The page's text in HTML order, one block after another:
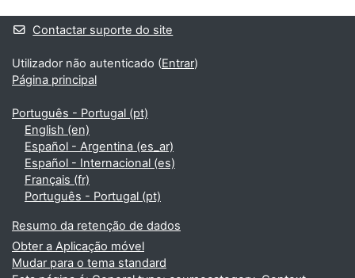
Blocos adicionais
Contactar suporte do site
Utilizador não autenticado (Entrar)
Página principal
Português - Portugal ‎(pt)‎
English ‎(en)‎
Español - Argentina ‎(es_ar)‎
Español - Internacional ‎(es)‎
Français ‎(fr)‎
Português - Portugal ‎(pt)‎
Resumo da retenção de dados
Obter a Aplicação móvel
Mudar para o tema standard